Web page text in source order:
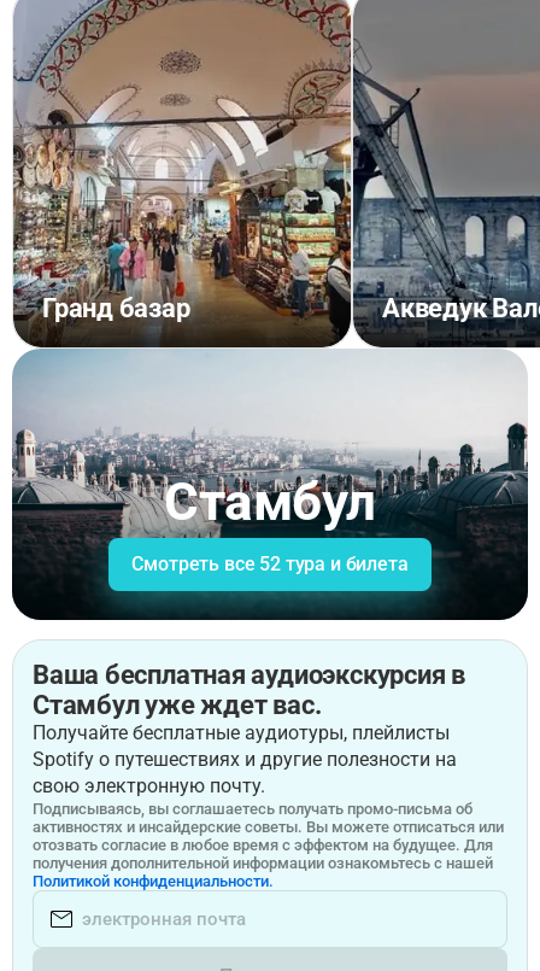
Гранд базар Акведук
Стамбул
Смотреть все 52 тура и билета
Ваша бесплатная аудиоэкскурсия в
Стамбул уже ждет вас.
Получайте бесплатные аудиотуры, плейлисты
Spotify о путешествиях и другие полезности на
свою электронную почту.
Подписываясь, вы соглашаетесь получать промо-письма об
активностях и инсайдерские советы. Вы можете отписаться или
отозвать согласие в любое время с эффектом на будущее. Для
получения дополнительной информации ознакомьтесь с нашей
Политикой конфиденциальности.